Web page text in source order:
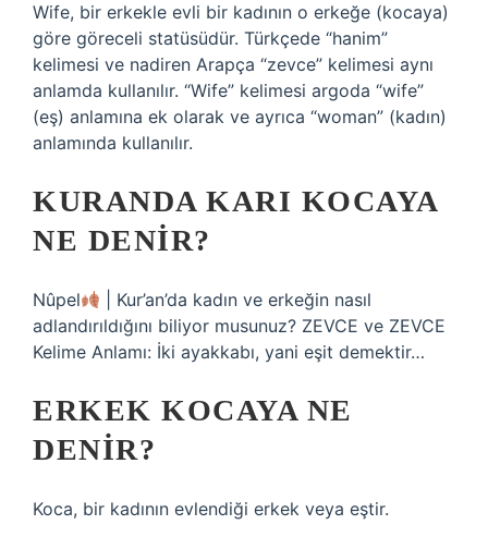
Wife, bir erkekle evli bir kadının o erkeğe (kocaya)
göre göreceli statüsüdür. Türkçede “hanim”
kelimesi ve nadiren Arapça “zevce” kelimesi aynı
anlamda kullanılır. “Wife” kelimesi argoda “wife”
(eş) anlamına ek olarak ve ayrıca “woman” (kadın)
anlamında kullanılır.
KURANDA KARI KOCAYA
NE DENIR?
Nûpel
| Kur’an’da kadın ve erkeğin nasıl
adlandırıldığını biliyor musunuz? ZEVCE ve ZEVCE
Kelime Anlamı: İki ayakkabı, yani eşit demektir…
ERKEK KOCAYA NE
DENIR?
Koca, bir kadının evlendiği erkek veya eştir.